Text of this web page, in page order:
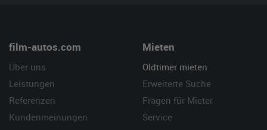
film-autos.com
Über uns
Leistungen
Referenzen
Kundenmeinungen
Mieten
Oldtimer mieten
Erweiterte Suche
Fragen für Mieter
Service